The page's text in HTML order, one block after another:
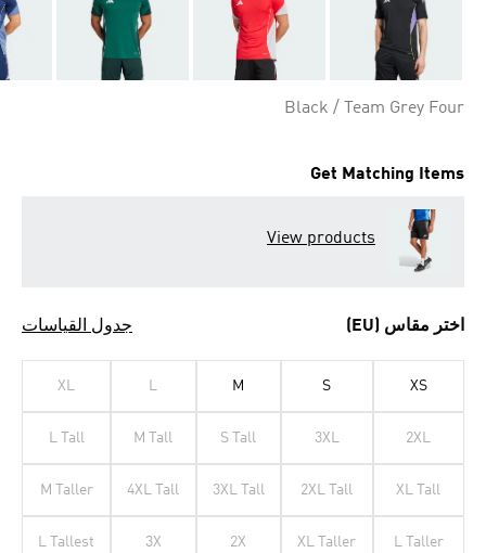
Black / Team Grey Four
Get Matching Items
View products
اختر مقاس (EU) جدول القياسات
XS
S
M
L
XL
2XL
3XL
S Tall
M Tall
L Tall
XL Tall
2XL Tall
3XL Tall
4XL Tall
M Taller
L Taller
XL Taller
2X
3X
L Tallest